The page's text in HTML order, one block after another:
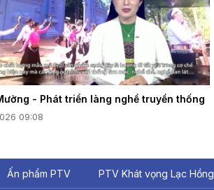
- Phát triển làng nghề truyền thống
09:08
Ấn phẩm PTV PTV Khát vọng Lạc Hồng